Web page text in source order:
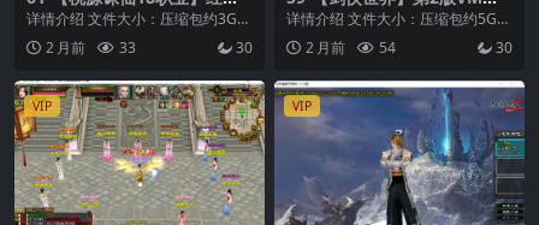
修仙桃源诛仙版VM单机一键
即玩服务端+Linux本地学习手
工端+客户端+GM工具+教程文
详情介绍 文件大小：压缩包约3G
支持系统：win7、win10、win11
硬...2 月前 33 30
拟机+外网+内置GM后台发金
币+视频教学
详情介绍 文件大小：压缩包约5G
支持系统：win7、win10、win11
硬...2 月前 54 30
VIP VIP